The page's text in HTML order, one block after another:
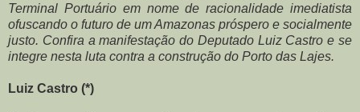
Terminal Portuário em nome de racionalidade imediatista
ofuscando o futuro de um Amazonas próspero e socialmente
justo. Confira a manifestação do Deputado Luiz Castro e se
integre nesta luta contra a construção do Porto das Lajes.
Luiz Castro (*)